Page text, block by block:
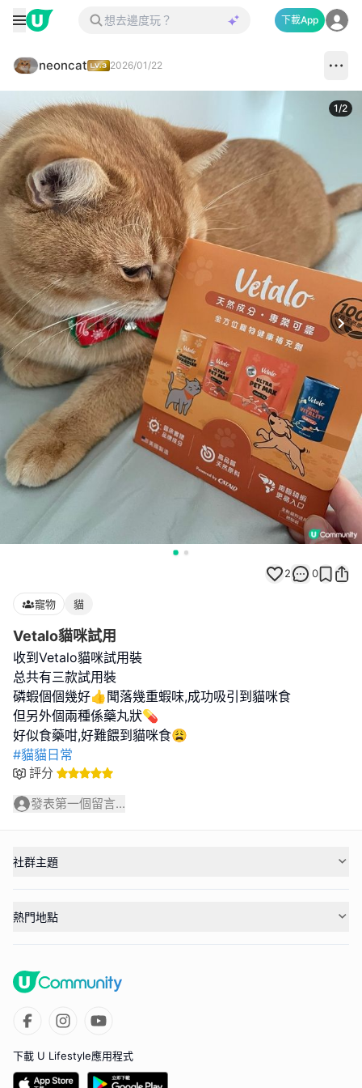
下載App
neoncat 2026/01/22
1/2
2 0
寵物 貓
Vetalo貓咪試用
收到Vetalo貓咪試用裝
总共有三款試用裝
磷蝦個個幾好👍聞落幾重蝦味,成功吸引到貓咪食
但另外個兩種係藥丸狀💊
#貓貓日常
評分
發表第一個留言...
社群主題
熱門地點
下載 U Lifestyle應用程式